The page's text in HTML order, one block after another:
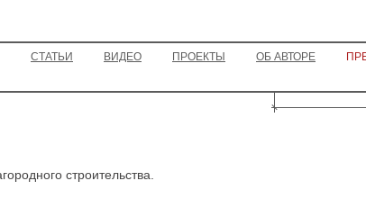
СТАТЬИ ВИДЕО ПРОЕКТЫ ОБ АВТОРЕ
строительства.